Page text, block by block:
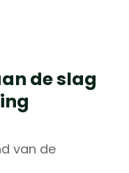
de slag
van de